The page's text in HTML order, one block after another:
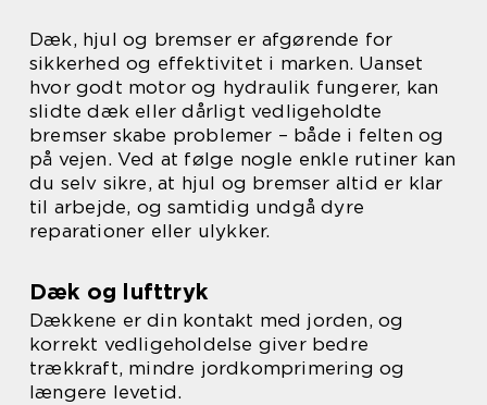
Dæk, hjul og bremser er afgørende for
sikkerhed og effektivitet i marken. Uanset
hvor godt motor og hydraulik fungerer, kan
slidte dæk eller dårligt vedligeholdte
bremser skabe problemer – både i felten og
på vejen. Ved at følge nogle enkle rutiner kan
du selv sikre, at hjul og bremser altid er klar
til arbejde, og samtidig undgå dyre
reparationer eller ulykker.
Dæk og lufttryk
Dækkene er din kontakt med jorden, og
korrekt vedligeholdelse giver bedre
trækkraft, mindre jordkomprimering og
længere levetid.